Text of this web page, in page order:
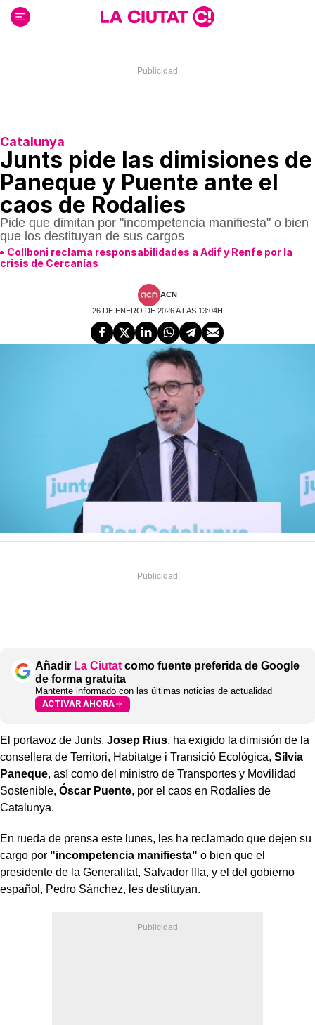
contenido
Catalunya
Junts pide las dimisiones de
Paneque y Puente ante el
caos de Rodalies
Pide que dimitan por "incompetencia manifiesta" o bien
que los destituyan de sus cargos
Collboni reclama responsabilidades a Adif y Renfe por la
crisis de Cercanías
ACN
26 DE ENERO DE 2026 A LAS 13:04H
Añadir La Ciutat como fuente preferida de Google
de forma gratuita
Mantente informado con las últimas noticias de actualidad
ACTIVAR AHORA
El portavoz de Junts, Josep Rius, ha exigido la dimisión de la
consellera de Territori, Habitatge i Transició Ecològica, Sílvia
Paneque, así como del ministro de Transportes y Movilidad
Sostenible, Óscar Puente, por el caos en Rodalies de
Catalunya.
En rueda de prensa este lunes, les ha reclamado que dejen su
cargo por "incompetencia manifiesta" o bien que el
presidente de la Generalitat, Salvador Illa, y el del gobierno
español, Pedro Sánchez, les destituyan.